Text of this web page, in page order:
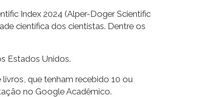
Index 2024 (Alper-Doger Scientific
científica dos cientistas. Dentre os
Estados Unidos.
que tenham recebido 10 ou
no Google Acadêmico.